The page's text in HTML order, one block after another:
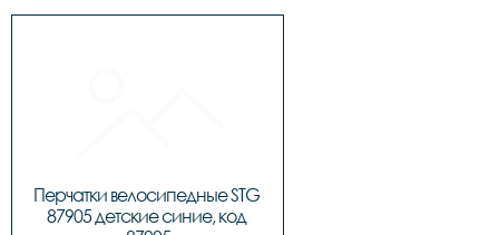
Перчатки велосипедные STG
87905 детские синие, код